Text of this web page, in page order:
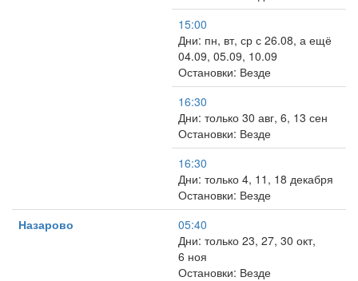
15:00
Дни: пн, вт, ср с 26.08, а ещё
04.09, 05.09, 10.09
Остановки: Везде
16:30
Дни: только 30 авг, 6, 13 сен
Остановки: Везде
16:30
Дни: только 4, 11, 18 декабря
Остановки: Везде
Назарово
05:40
Дни: только 23, 27, 30 окт,
6 ноя
Остановки: Везде